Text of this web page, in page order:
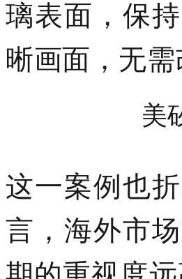
璃表面，保
晰画面，无
美
这一案例也
言，海外市